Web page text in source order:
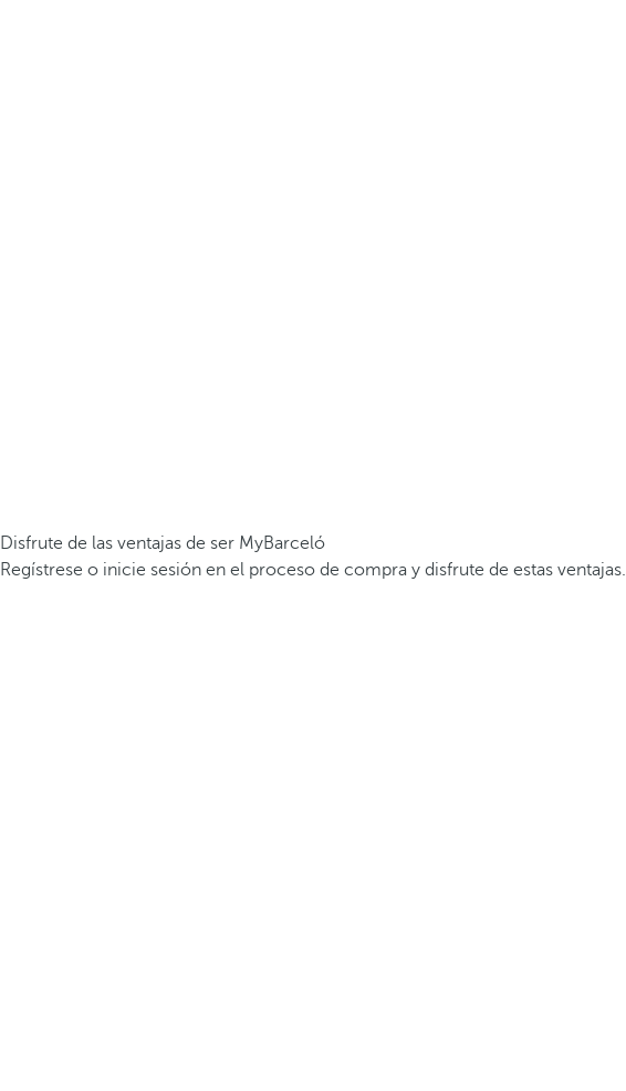
Disfrute de las ventajas de ser MyBarceló
Regístrese o inicie sesión en el proceso de compra y disfrute de estas ventajas.